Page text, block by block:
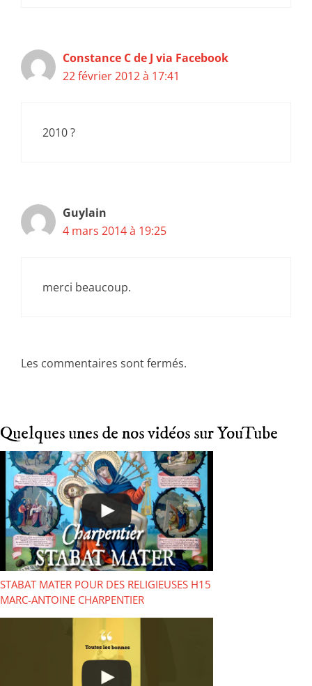
Constance C de J via Facebook
22 février 2012 à 17:41
2010 ?
Guylain
4 mars 2014 à 19:25
merci beaucoup.
Les commentaires sont fermés.
Quelques unes de nos vidéos sur YouTube
STABAT MATER POUR DES RELIGIEUSES H15
MARC-ANTOINE CHARPENTIER